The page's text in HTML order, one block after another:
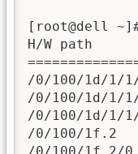
[root@dell
H/W path
/0/100/1d/
/0/100/1d/
/0/100/1d/
/0/100/1f.2